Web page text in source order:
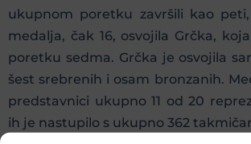
ukupnom poretku završili kao
medalja, čak 16, osvojila Grčka,
poretku sedma. Grčka je osvojila
šest srebrenih i osam bronzanih.
predstavnici ukupno 11 od 20
ih je nastupilo s ukupno 362